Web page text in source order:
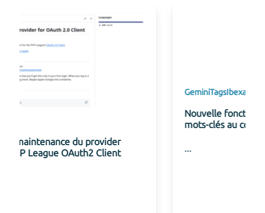
Nouvelle fonctionnalité de suggestion de
mots-clés au connecteur Gemini pour Ibexa
...